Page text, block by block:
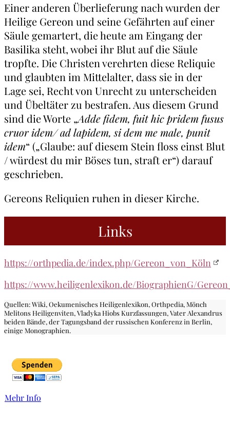
Einer anderen Überlieferung nach wurden der
Heilige Gereon und seine Gefährten auf einer
Säule gemartert, die heute am Eingang der
Basilika steht, wobei ihr Blut auf die Säule
tropfte. Die Christen verehrten diese Reliquie
und glaubten im Mittelalter, dass sie in der
Lage sei, Recht von Unrecht zu unterscheiden
und Übeltäter zu bestrafen. Aus diesem Grund
sind die Worte „Adde fidem, fuit hic pridem fusus
cruor idem/ ad lapidem, si dem me male, punit
idem“ („Glaube: auf diesem Stein floss einst Blut
/ würdest du mir Böses tun, straft er“) darauf
geschrieben.
Gereons Reliquien ruhen in dieser Kirche.
Links
https://orthpedia.de/index.php/Gereon_von_Köln
https://www.heiligenlexikon.de/BiographienG/
Quellen: Wiki, Oekumenisches Heiligenlexikon, Orthpedia, Mönch
Melitons Heiligenviten, Vladyka Hiobs Kurzfassungen, Vater Alexandrus
beiden Bände, der Tagungsband der russischen Konferenz in Berlin,
einige Monographien.
Mehr Info